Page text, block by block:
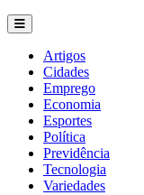
Artigos
Cidades
Emprego
Economia
Esportes
Política
Previdência
Tecnologia
Variedades